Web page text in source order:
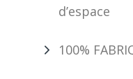
d’espace
100%